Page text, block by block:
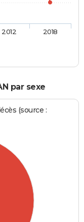
2012 2018
par sexe
(source :